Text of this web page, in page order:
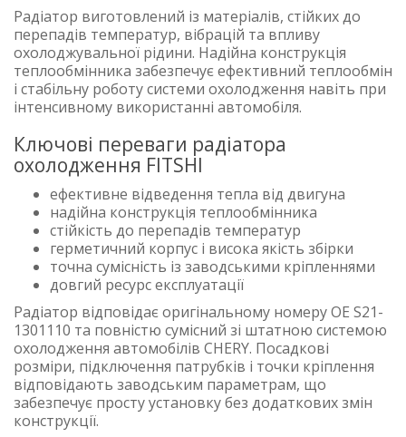
Радіатор виготовлений із матеріалів, стійких до
перепадів температур, вібрацій та впливу
охолоджувальної рідини. Надійна конструкція
теплообмінника забезпечує ефективний теплообмін
і стабільну роботу системи охолодження навіть при
інтенсивному використанні автомобіля.
Ключові переваги радіатора
охолодження FITSHI
ефективне відведення тепла від двигуна
надійна конструкція теплообмінника
стійкість до перепадів температур
герметичний корпус і висока якість збірки
точна сумісність із заводськими кріпленнями
довгий ресурс експлуатації
Радіатор відповідає оригінальному номеру OE S21-
1301110 та повністю сумісний зі штатною системою
охолодження автомобілів CHERY. Посадкові
розміри, підключення патрубків і точки кріплення
відповідають заводським параметрам, що
забезпечує просту установку без додаткових змін
конструкції.